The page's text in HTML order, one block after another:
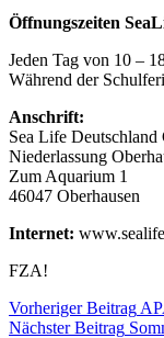
Öffnungszeiten
Jeden Tag von 10 –
Während der
Anschrift:
Sea Life Deutschland
Niederlassung
Zum Aquarium 1
46047 Oberhausen
Internet:
FZA!
Vorheriger Beitrag
Nächster Beitrag